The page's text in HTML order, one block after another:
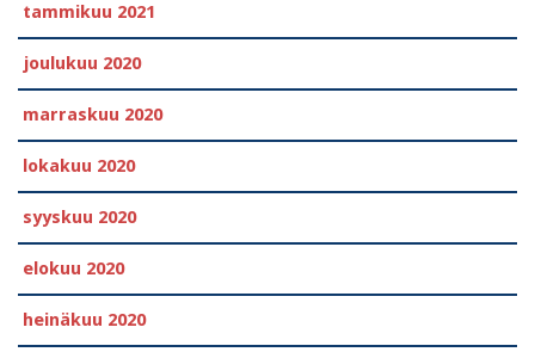
tammikuu 2021
joulukuu 2020
marraskuu 2020
lokakuu 2020
syyskuu 2020
elokuu 2020
heinäkuu 2020